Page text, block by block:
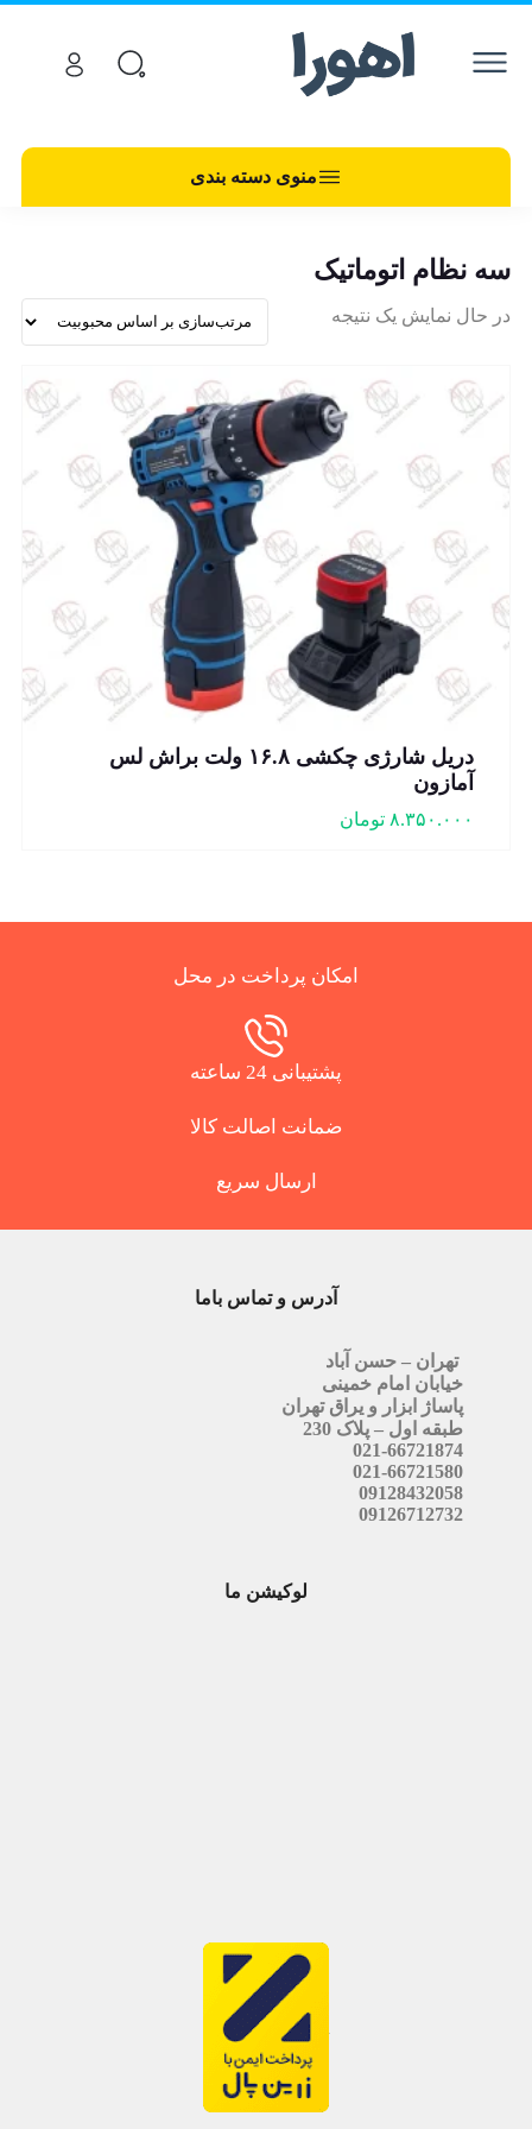
منوی دسته بندی
سه نظام اتوماتیک
در حال نمایش یک نتیجه
دریل شارژی چکشی ۱۶.۸ ولت براش لس
آمازون
۸.۳۵۰.۰۰۰ تومان
امکان پرداخت در محل
پشتیبانی 24 ساعته
ضمانت اصالت کالا
ارسال سریع
آدرس و تماس باما
تهران – حسن آباد
خیابان امام خمینی
پاساژ ابزار و یراق تهران
طبقه اول – پلاک 230
021-66721874
021-66721580
09128432058
09126712732
لوکیشن ما